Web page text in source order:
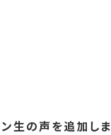
生の声を追加しま